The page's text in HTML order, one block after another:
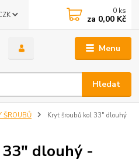
Menu
Hledat
0 ks
za 0,00 Kč
ŠROUBŮ
Kryt šroubů kol 33" dlouhý
dlouhý -